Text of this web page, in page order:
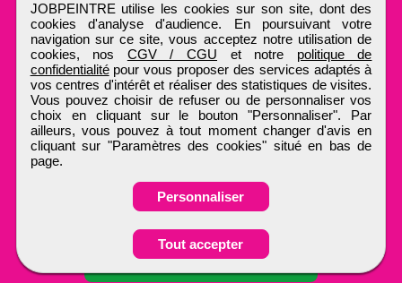
Obtenir ses
coordonnées
JOBPEINTRE utilise les cookies sur son site, dont des
cookies d'analyse d'audience. En poursuivant votre
navigation sur ce site, vous acceptez notre utilisation de
cookies, nos CGV / CGU et notre politique de
confidentialitépour vous proposer des services adaptés à
vos centres d'intérêt et réaliser des statistiques de visites.
Vous pouvez choisir de refuser ou de personnaliser vos
choix en cliquant sur le bouton "Personnaliser". Par
ailleurs, vous pouvez à tout moment changer d'avis en
cliquant sur "Paramètres des cookies" situé en bas de
page.
Personnaliser
Tout accepter
JOBPEINTRE
Tous droits réservés © 1999 - 2026